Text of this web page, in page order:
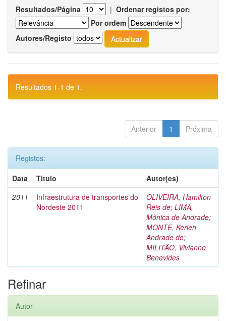
Resultados/Página | Ordenar registos por:
Por ordem
Autores/Registo
Resultados 1-1 de 1.
Anterior 1 Próxima
Registos:
Data
Título
Autor(es)
2011
Infraestrutura de transportes do
Nordeste 2011
OLIVEIRA, Hamilton
Reis de; LIMA,
Mônica de Andrade;
MONTE, Kerlen
Andrade do;
MILITÃO, Vivianne
Benevides
Refinar
Autor